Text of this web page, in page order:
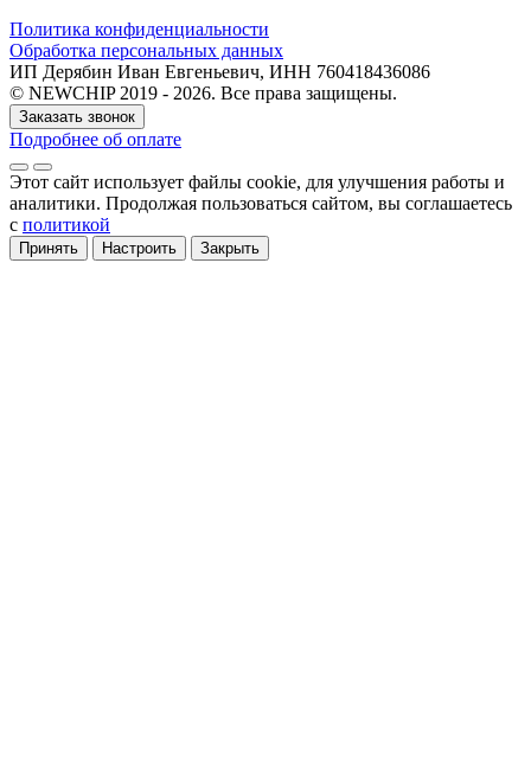
Политика конфиденциальности
Обработка персональных данных
ИП Дерябин Иван Евгеньевич, ИНН 760418436086
© NEWCHIP 2019 - 2026. Все права защищены.
Заказать звонок
Подробнее об оплате
Этот сайт использует файлы cookie, для улучшения работы и
аналитики. Продолжая пользоваться сайтом, вы соглашаетесь
с политикой
Принять Настроить Закрыть